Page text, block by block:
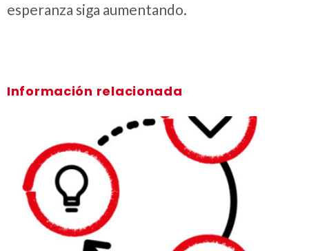
esperanza siga aumentando.
Información relacionada